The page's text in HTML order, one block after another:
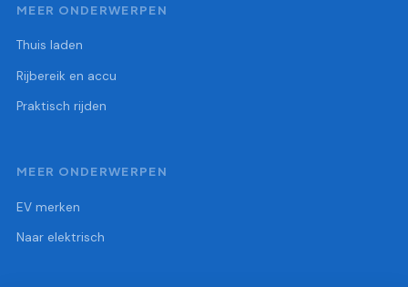
MEER ONDERWERPEN
Thuis laden
Rijbereik en accu
Praktisch rijden
MEER ONDERWERPEN
EV merken
Naar elektrisch